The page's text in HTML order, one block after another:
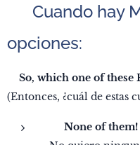
✅ Cuando hay
opciones:
So, which one of these
(Entonces, ¿cuál de estas
None of them!